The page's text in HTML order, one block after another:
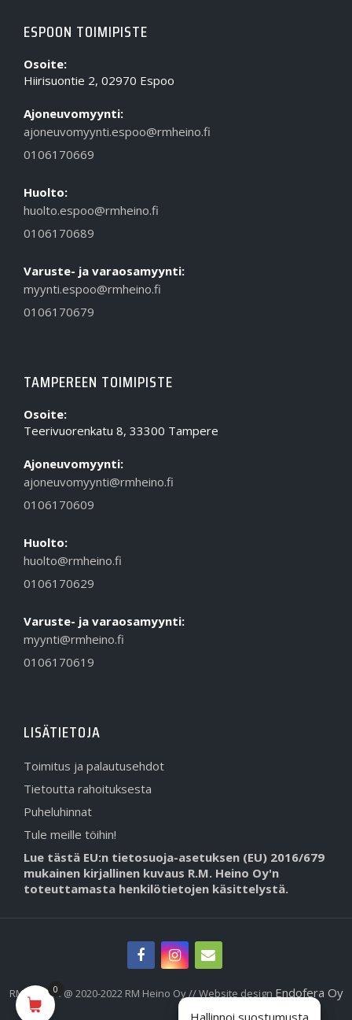
ESPOON TOIMIPISTE
Osoite:
Hiirisuontie 2, 02970 Espoo
Ajoneuvomyynti:
ajoneuvomyynti.espoo@rmheino.fi
0106170669
Huolto:
huolto.espoo@rmheino.fi
0106170689
Varuste- ja varaosamyynti:
myynti.espoo@rmheino.fi
0106170679
TAMPEREEN TOIMIPISTE
Osoite:
Teerivuorenkatu 8, 33300 Tampere
Ajoneuvomyynti:
ajoneuvomyynti@rmheino.fi
0106170609
Huolto:
huolto@rmheino.fi
0106170629
Varuste- ja varaosamyynti:
myynti@rmheino.fi
0106170619
LISÄTIETOJA
Toimitus ja palautusehdot
Tietoutta rahoituksesta
Puheluhinnat
Tule meille töihin!
Lue tästä EU:n tietosuoja-asetuksen (EU) 2016/679
mukainen kirjallinen kuvaus R.M. Heino Oy'n
toteuttamasta henkilötietojen käsittelystä.
RMHeino.fi @ 2020-2022 RM Heino Oy // Website design Endofera Oy
Hallinnoi suostumusta
0